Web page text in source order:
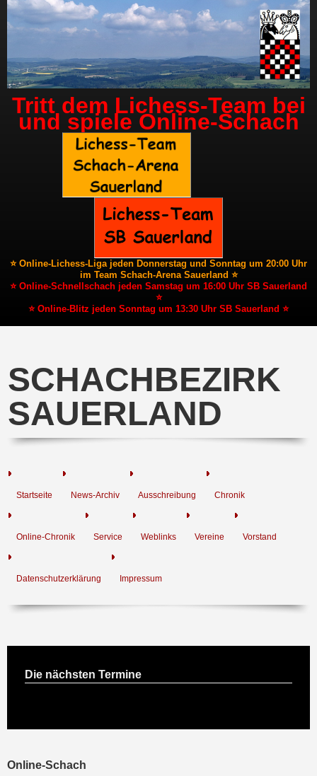
Tritt dem Lichess-Team bei
und spiele Online-Schach
⭐ Online-Lichess-Liga jeden Donnerstag und Sonntag um 20:00 Uhr
im Team Schach-Arena Sauerland ⭐
⭐ Online-Schnellschach jeden Samstag um 16:00 Uhr SB Sauerland
⭐
⭐ Online-Blitz jeden Sonntag um 13:30 Uhr SB Sauerland ⭐
SCHACHBEZIRK
SAUERLAND
Startseite News-Archiv Ausschreibung Chronik
Online-Chronik Service Weblinks Vereine Vorstand
Datenschutzerklärung Impressum
Die nächsten Termine
Online-Schach